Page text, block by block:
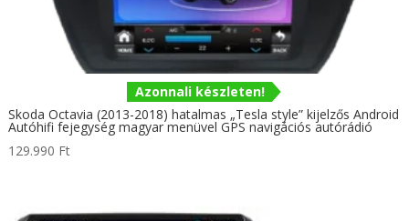
Azonnali készleten!
Skoda Octavia (2013-2018) hatalmas „Tesla style” kijelzős Android
Autóhifi fejegység magyar menüvel GPS navigációs autórádió
129.990 Ft